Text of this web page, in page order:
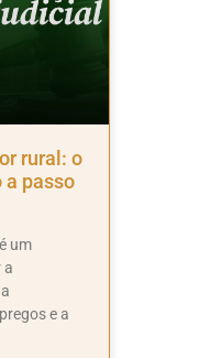
rural: o
a passo
um
a
e a